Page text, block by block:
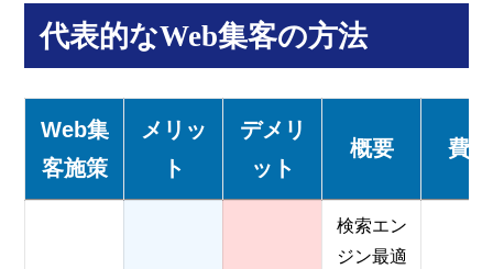
代表的なWeb集客の方法
Web集
客施策
メリッ
ト
デメリ
ット
概要 費用
検索エン
ジン最適